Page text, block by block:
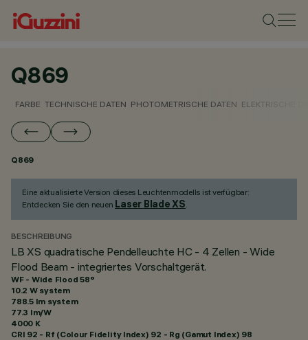
Q869
FARBE TECHNISCHE DATEN PHOTOMETRISCHE DATEN ELEKTRISCHE
Q869
Eine aktualisierte Version dieses Leuchtenmodells ist verfügbar:
Entdecken Sie den neuen Laser Blade XS.
BESCHREIBUNG
LB XS quadratische Pendelleuchte HC - 4 Zellen - Wide
Flood Beam - integriertes Vorschaltgerät.
WF - Wide Flood 58°
10.2 W system
788.5 lm system
77.3 lm/W
4000 K
CRI 92 - Rf (Colour Fidelity Index) 92 - Rg (Gamut Index) 98